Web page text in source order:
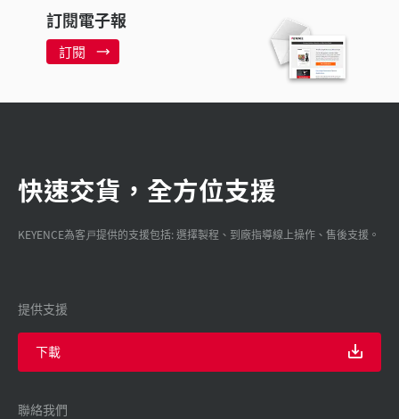
訂閱電子報
訂閱
快速交貨，全方位支援
KEYENCE為客戸提供的支援包括: 選擇製程、到廠指導線上操作、售後支援。
提供支援
下載
聯絡我們